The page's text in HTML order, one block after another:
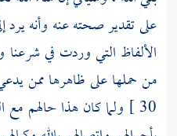
على تقدير صحته عنه وأنه
الألفاظ التي وردت في شرعنا
من حملها على ظاهرها ممن
30 ] ولما كان هذا حالهم